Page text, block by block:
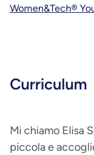
Women&Tech®
Curriculum
Mi chiamo Elisa
piccola e